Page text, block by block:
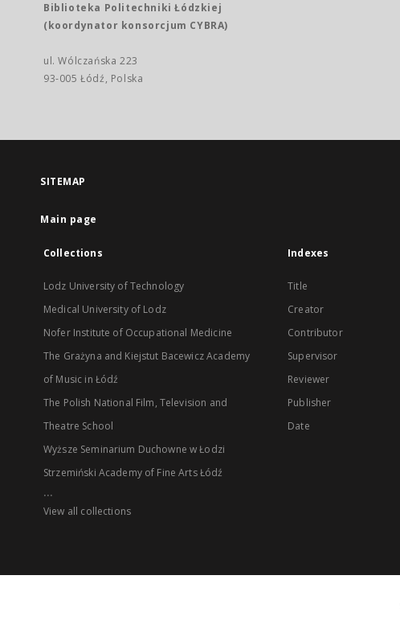
Biblioteka Politechniki Łódzkiej
(koordynator konsorcjum CYBRA)
ul. Wólczańska 223
93-005 Łódź, Polska
SITEMAP
Main page
Collections
Lodz University of Technology
Medical University of Lodz
Nofer Institute of Occupational Medicine
The Grażyna and Kiejstut Bacewicz Academy
of Music in Łódź
The Polish National Film, Television and
Theatre School
Wyższe Seminarium Duchowne w Łodzi
Strzemiński Academy of Fine Arts Łódź
...
View all collections
Indexes
Title
Creator
Contributor
Supervisor
Reviewer
Publisher
Date